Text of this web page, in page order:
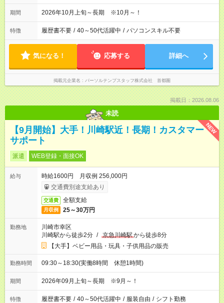
期間 2026年10月上旬～長期 ※10月～！
特徴 履歴書不要 / 40～50代活躍中 / パソコンスキル不要
気になる！ 応募する 詳細へ
掲載元企業名 パーソルテンプスタッフ株式会社 首都圏
掲載日：2026.08.06
未読
NEW
【9月開始】大手！川崎駅近！長期！カスタマー
サポート
派遣 WEB登録・面接OK
給与
時給1600円 月収例 256,000円
交通費別途支給あり
交通費 全額支給
月収例 25～30万円
勤務地
川崎市幸区
川崎駅から徒歩2分 / 京急川崎駅から徒歩8分
【大手】ベビー用品・玩具・子供用品の販売
勤務時間 09:30～18:30(実働8時間 休憩1時間)
期間 2026年09月上旬～長期 ※9月～！
特徴 履歴書不要 / 40～50代活躍中 / 服装自由 / シフト勤務